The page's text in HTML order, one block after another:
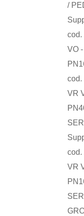
/ PED
cod.
VO -
PN16
cod.
VR
PN40 -
SERV.
cod.
VR
PN16/
SERV.